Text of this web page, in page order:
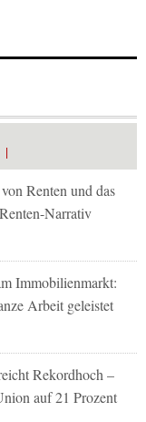
Renten und das
Narrativ
Immobilienmarkt:
Arbeit geleistet
Rekordhoch –
auf 21 Prozent